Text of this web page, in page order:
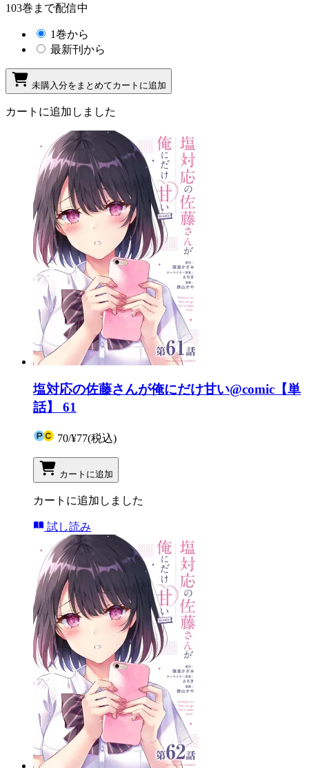
103巻まで配信中
1巻から
最新刊から
未購入分をまとめてカートに追加
カートに追加しました
塩対応の佐藤さんが俺にだけ甘い@comic【単
話】 61
70/¥77(税込)
カートに追加
カートに追加しました
試し読み